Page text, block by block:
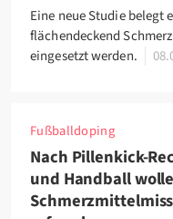
Eine neue Studie belegt
flächendeckend
eingesetzt werden.
Fußballdoping
Nach Pillenkick-
und Handball